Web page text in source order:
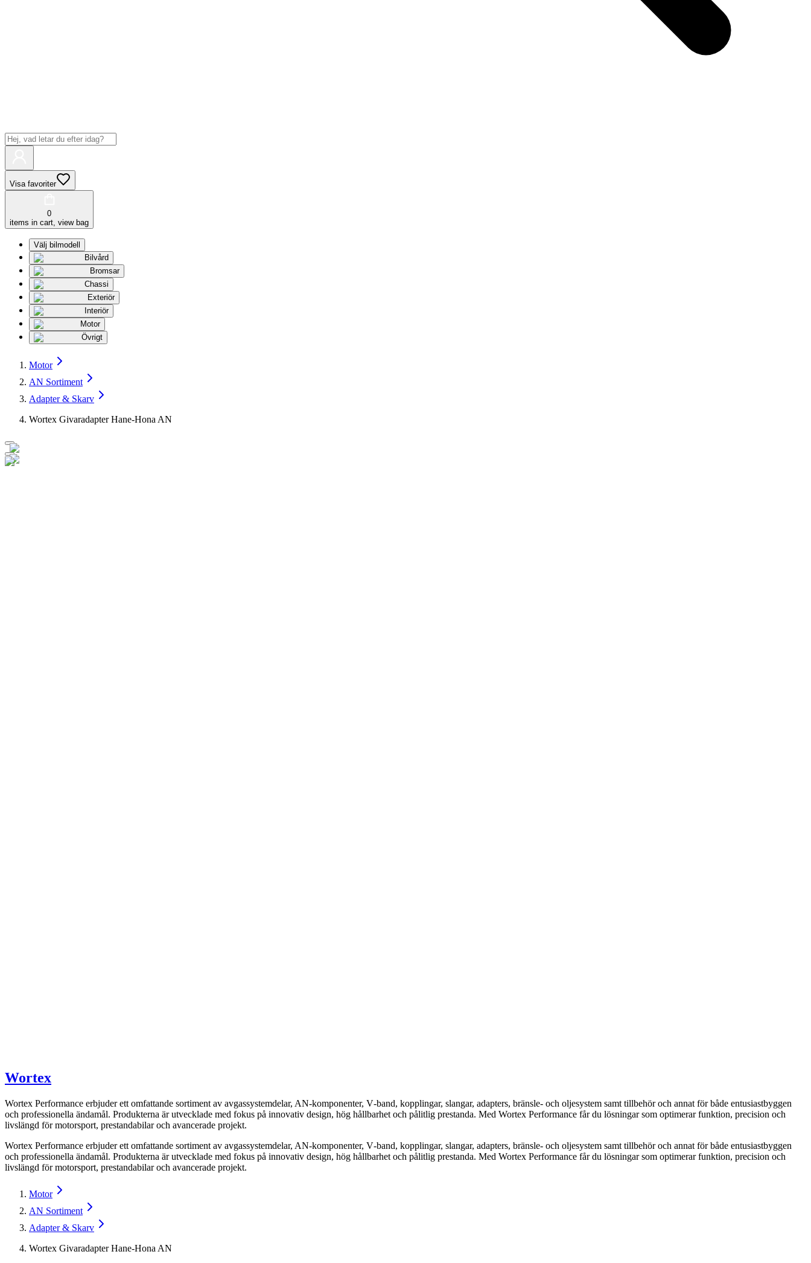
Visa favoriter
0
items in cart, view bag
Välj bilmodell
Bilvård
Bromsar
Chassi
Exteriör
Interiör
Motor
Övrigt
Motor
AN Sortiment
Adapter & Skarv
Wortex Givaradapter Hane-Hona AN
Wortex
Wortex Performance erbjuder ett omfattande sortiment av avgassystemdelar, AN-komponenter, V‑band, kopplingar, slangar, adapters, bränsle- och oljesystem samt tillbehör och annat för både entusiastbyggen
och professionella ändamål. Produkterna är utvecklade med fokus på innovativ design, hög hållbarhet och pålitlig prestanda. Med Wortex Performance får du lösningar som optimerar funktion, precision och
livslängd för motorsport, prestandabilar och avancerade projekt.
Wortex Performance erbjuder ett omfattande sortiment av avgassystemdelar, AN-komponenter, V‑band, kopplingar, slangar, adapters, bränsle- och oljesystem samt tillbehör och annat för både entusiastbyggen
och professionella ändamål. Produkterna är utvecklade med fokus på innovativ design, hög hållbarhet och pålitlig prestanda. Med Wortex Performance får du lösningar som optimerar funktion, precision och
livslängd för motorsport, prestandabilar och avancerade projekt.
Motor
AN Sortiment
Adapter & Skarv
Wortex Givaradapter Hane-Hona AN